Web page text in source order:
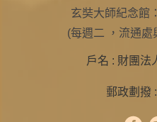
玄奘大師紀念館
(每週二 ，流通處
戶名 : 財團法
郵政劃撥